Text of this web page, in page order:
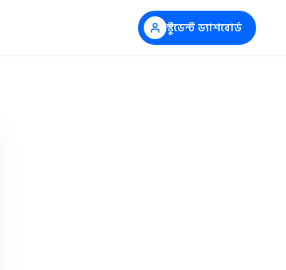
স্টুডেন্ট ড্যাশবোর্ড